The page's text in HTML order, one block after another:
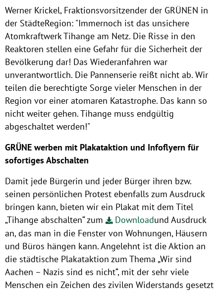
Werner Krickel, Fraktionsvorsitzender der GRÜNEN in
der StädteRegion: "Immernoch ist das unsichere
Atomkraftwerk Tihange am Netz. Die Risse in den
Reaktoren stellen eine Gefahr für die Sicherheit der
Bevölkerung dar! Das Wiederanfahren war
unverantwortlich. Die Pannenserie reißt nicht ab. Wir
teilen die berechtigte Sorge vieler Menschen in der
Region vor einer atomaren Katastrophe. Das kann so
nicht weiter gehen. Tihange muss endgültig
abgeschaltet werden!"
GRÜNE werben mit Plakataktion und Infoflyern für
sofortiges Abschalten
Damit jede Bürgerin und jeder Bürger ihren bzw.
seinen persönlichen Protest ebenfalls zum Ausdruck
bringen kann, bieten wir ein Plakat mit dem Titel
„Tihange abschalten“ zum
Downloadund Ausdruck
an, das man in die Fenster von Wohnungen, Häusern
und Büros hängen kann. Angelehnt ist die Aktion an
die städtische Plakataktion zum Thema „Wir sind
Aachen – Nazis sind es nicht“, mit der sehr viele
Menschen ein Zeichen des zivilen Widerstands gesetzt